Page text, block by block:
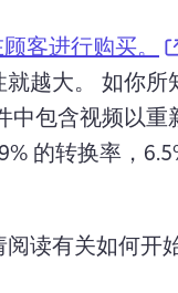
客进行购买。
越大。 如你所
中包含视频以重
的转换率，
读有关如何开